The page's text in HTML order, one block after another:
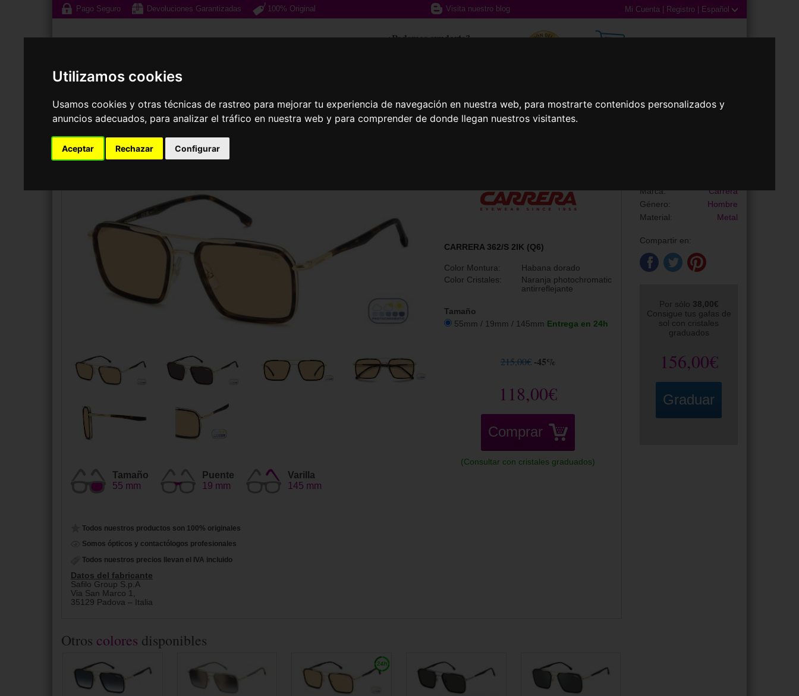
Utilizamos cookies
Usamos cookies y otras técnicas de rastreo para mejorar tu experiencia de navegación en nuestra web, para mostrarte contenidos personalizados y
anuncios adecuados, para analizar el tráfico en nuestra web y para comprender de donde llegan nuestros visitantes.
Aceptar Rechazar Configurar
Pago Seguro Devoluciones Garantizadas 100% Original Visita nuestro blog Mi Cuenta Registro Español
¿Podemos ayudarte?
Gafas de Sol Gafas Graduadas Gafas Deportivas Lentillas
GAFAS DE SOL CARRERA CARRERA 362/S
Tamaño
55 mm
Puente
19 mm
Varilla
145 mm
Todos nuestros productos son 100% originales
Somos ópticos y contactólogos profesionales
Todos nuestros precios llevan el IVA incluido
Datos del fabricante
Safilo Group S.p.A
Via San Marco 1,
35129 Padova – Italia
CARRERA 362/S 2IK (Q6)
Color Montura:
Habana dorado
Color Cristales:
Naranja photochromatic
antirreflejante
Tamaño
55mm / 19mm / 145mm Entrega en 24h
215,00€ -45%
118,00€
Comprar
(Consultar con cristales graduados)
Marca:
Carrera
Género:
Hombre
Material:
Metal
Compartir en:
Por sólo 38,00€
Consigue tus gafas de
sol con cristales
graduados
156,00€
Graduar
Otros colores disponibles